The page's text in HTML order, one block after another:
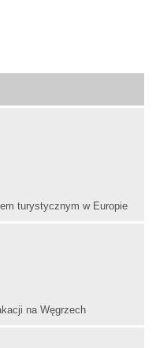
turystycznym w Europie
na Węgrzech